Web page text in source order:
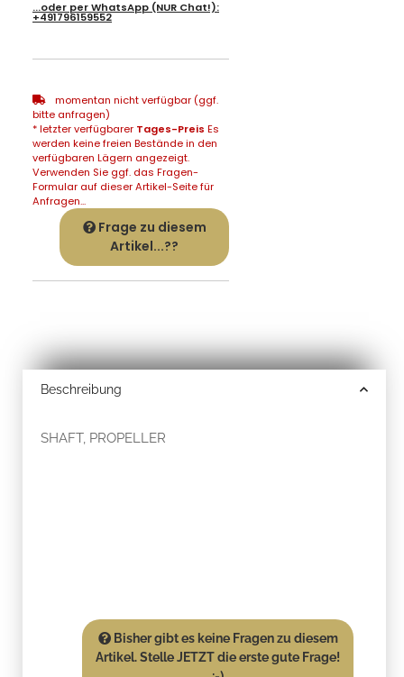
...oder perWhatsApp (NUR Chat!):
+491796159552
momentan nicht verfügbar (ggf.
bitte anfragen)
* letzter verfügbarer Tages-Preis Es
werden keine freien Bestände in den
verfügbaren Lägern angezeigt.
Verwenden Sie ggf. das Fragen-
Formular auf dieser Artikel-Seite für
Anfragen...
Frage zu diesem
Artikel...??
Beschreibung
SHAFT, PROPELLER
Bisher gibt es keine Fragen zu diesem
Artikel. Stelle JETZT die erste gute Frage!